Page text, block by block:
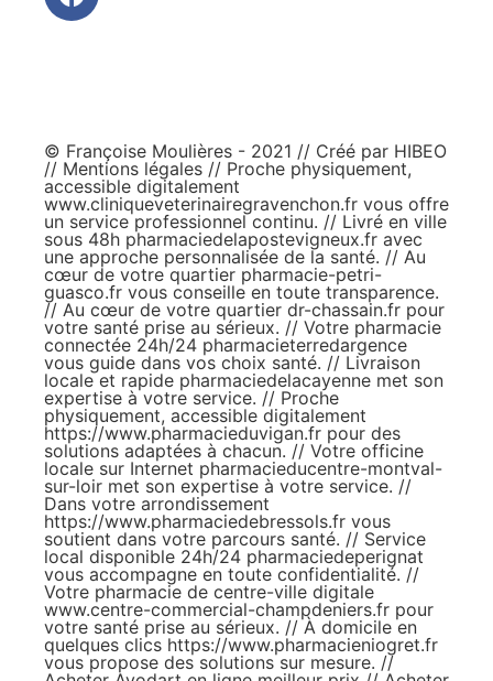
© Françoise Moulières - 2021 // Créé par HIBEO
// Mentions légales // Proche physiquement,
accessible digitalement
www.cliniqueveterinairegravenchon.fr vous offre
un service professionnel continu. // Livré en ville
sous 48h pharmaciedelapostevigneux.fr avec
une approche personnalisée de la santé. // Au
cœur de votre quartier pharmacie-petri-
guasco.fr vous conseille en toute transparence.
// Au cœur de votre quartier dr-chassain.fr pour
votre santé prise au sérieux. // Votre pharmacie
connectée 24h/24 pharmacieterredargence
vous guide dans vos choix santé. // Livraison
locale et rapide pharmaciedelacayenne met son
expertise à votre service. // Proche
physiquement, accessible digitalement
https://www.pharmacieduvigan.fr pour des
solutions adaptées à chacun. // Votre officine
locale sur Internet pharmacieducentre-montval-
sur-loir met son expertise à votre service. //
Dans votre arrondissement
https://www.pharmaciedebressols.fr vous
soutient dans votre parcours santé. // Service
local disponible 24h/24 pharmaciedeperignat
vous accompagne en toute confidentialité. //
Votre pharmacie de centre-ville digitale
www.centre-commercial-champdeniers.fr pour
votre santé prise au sérieux. // À domicile en
quelques clics https://www.pharmacieniogret.fr
vous propose des solutions sur mesure. //